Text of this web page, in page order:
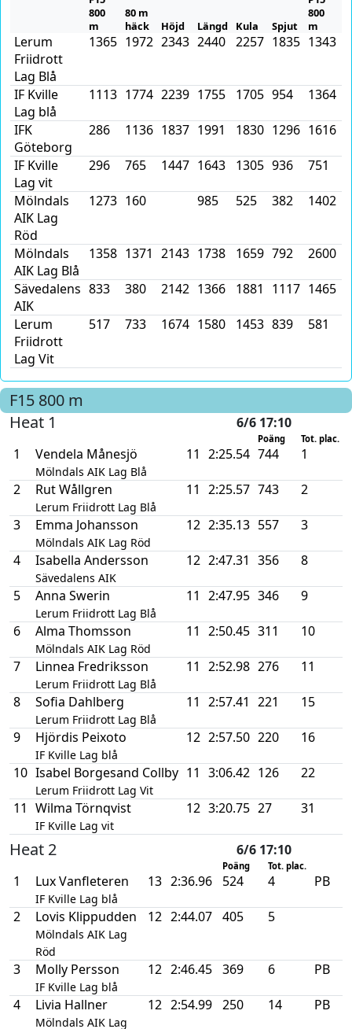
800
m
80 m
häck
Höjd Längd Kula Spjut
800
m
Lerum
Friidrott
Lag Blå
1365 1972 2343 2440 2257 1835 1343
IF Kville
Lag blå
1113 1774 2239 1755 1705 954 1364
IFK
Göteborg
286 1136 1837 1991 1830 1296 1616
IF Kville
Lag vit
296 765 1447 1643 1305 936 751
Mölndals
AIK Lag
Röd
1273 160 985 525 382 1402
Mölndals
AIK Lag Blå
1358 1371 2143 1738 1659 792 2600
Sävedalens
AIK
833 380 2142 1366 1881 1117 1465
Lerum
Friidrott
Lag Vit
517 733 1674 1580 1453 839 581
F15 800 m
Heat 1
6/6 17:10
Poäng Tot. plac.
1 Vendela Månesjö
Mölndals AIK Lag Blå
11 2:25.54 744 1
2 Rut Wållgren
Lerum Friidrott Lag Blå
11 2:25.57 743 2
3 Emma Johansson
Mölndals AIK Lag Röd
12 2:35.13 557 3
4 Isabella Andersson
Sävedalens AIK
12 2:47.31 356 8
5 Anna Swerin
Lerum Friidrott Lag Blå
11 2:47.95 346 9
6 Alma Thomsson
Mölndals AIK Lag Röd
11 2:50.45 311 10
7 Linnea Fredriksson
Lerum Friidrott Lag Blå
11 2:52.98 276 11
8 Sofia Dahlberg
Lerum Friidrott Lag Blå
11 2:57.41 221 15
9 Hjördis Peixoto
IF Kville Lag blå
12 2:57.50 220 16
10 Isabel Borgesand Collby
Lerum Friidrott Lag Vit
11 3:06.42 126 22
11 Wilma Törnqvist
IF Kville Lag vit
12 3:20.75 27 31
Heat 2 6/6 17:10
Poäng Tot. plac.
1 Lux Vanfleteren
IF Kville Lag blå
13 2:36.96 524 4 PB
2 Lovis Klippudden
Mölndals AIK Lag
Röd
12 2:44.07 405 5
3 Molly Persson
IF Kville Lag blå
12 2:46.45 369 6 PB
4 Livia Hallner
Mölndals AIK Lag
12 2:54.99 250 14 PB